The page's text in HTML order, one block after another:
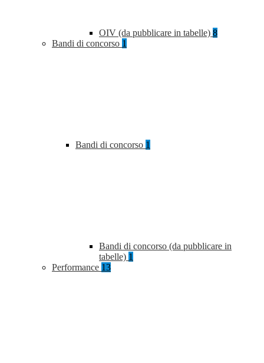
OIV (da pubblicare in tabelle) 8
Bandi di concorso 1
Bandi di concorso 1
Bandi di concorso (da pubblicare in
tabelle) 1
Performance 13